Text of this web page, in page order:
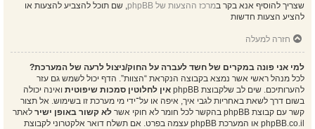
שצריך להוסיף אנא בקר במרכז ההצעות של phpBB
, שם תוכל להצביע להצעות או
להציע הצעות חדשות
חזרה למעלה
למי אני פונה במקרים של חשד לעברה על החוק/ניצול לרעה של המערכת?
לכל מנהל ראשי אשר נמצא בקבוצה הנקראת “הצוות”. הדף יכול לשמש גם עזר
להערותיכם. שים לב שלקבוצת phpBB
אין לחלוטין סמכות שיפוטית ואינה יכולה
בשום דרך לשאת באחריות לגבי איך, איפה או על־ידי מי מערכת זו בשימוש. אל תצור
קשר עם קבוצת phpBB בהקשר לכל חומר לא חוקי אשר
לא קשור באופן ישיר לאתר
phpBB.co.il או המערכת phpBB עצמה בפרט. אם תשלח דואר אלקטרוני לקבוצת